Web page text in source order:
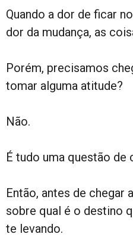
Quando a dor de ficar
dor da mudança, as
Porém, precisamos
tomar alguma atitude?
Não.
É tudo uma questão de
Então, antes de chegar
sobre qual é o destino
te levando.